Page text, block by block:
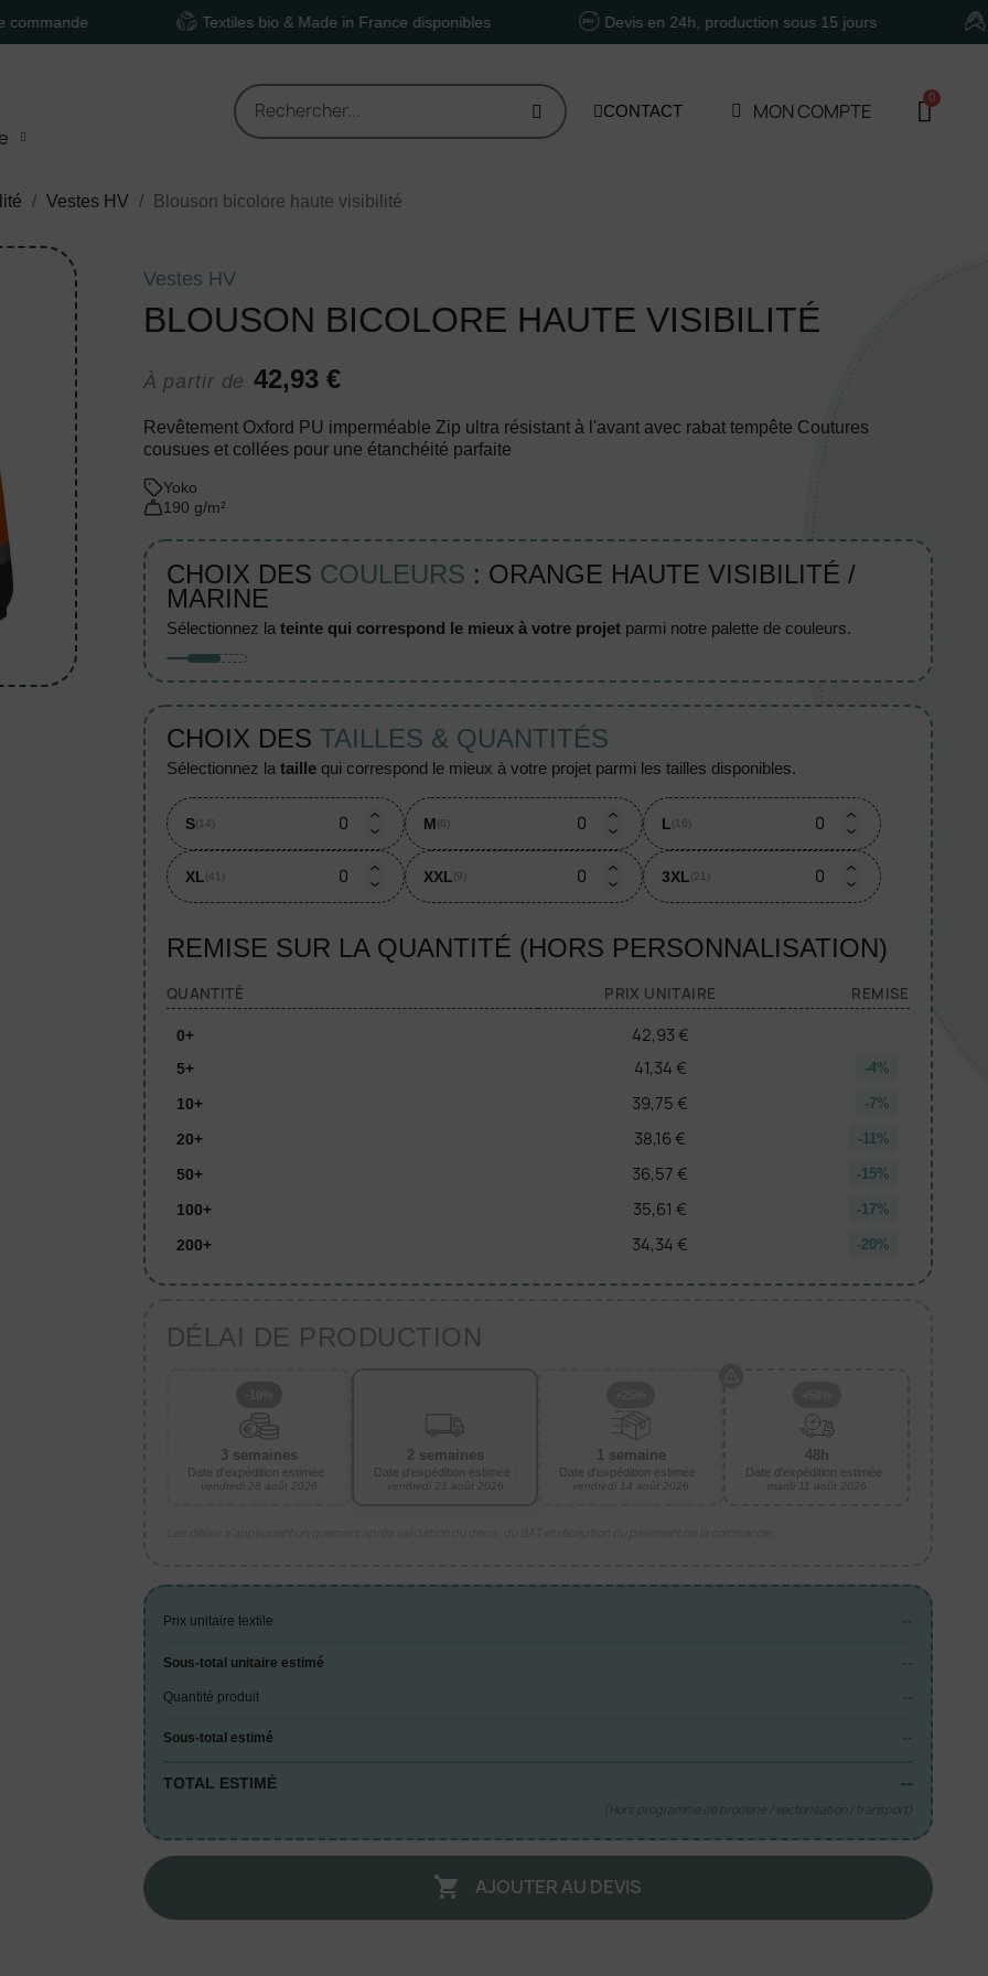
Textiles bio & Made in France disponibles Devis en 24h, production sous 15 jours Un
CONTACT MON COMPTE
Vestes HV Blouson bicolore haute visibilité
Vestes HV
BLOUSON BICOLORE HAUTE VISIBILITÉ
À partir de 42,93 €
Revêtement Oxford PU imperméable Zip ultra résistant à l'avant avec rabat tempête Coutures
cousues et collées pour une étanchéité parfaite
Yoko
190 g/m²
CHOIX DES COULEURS : ORANGE HAUTE VISIBILITÉ /
MARINE
sélectionnez la teinte qui correspond le mieux à votre projetparmi notre palette de couleurs.
CHOIX DES TAILLES & QUANTITÉS
sélectionnez la taillequi correspond le mieux à votre projet parmi les tailles disponibles.
S(14) M(6) L(16)
XL(41) XXL(9) 3XL(21)
REMISE SUR LA QUANTITÉ (HORS PERSONNALISATION)
QUANTITÉ PRIX UNITAIRE REMISE
0+ 42,93 €
5+ 41,34 € -4%
10+ 39,75 € -7%
20+ 38,16 € -11%
50+ 36,57 € -15%
100+ 35,61 € -17%
200+ 34,34 € -20%
DÉLAI DE PRODUCTION
3 semaines
Date d'expédition estimée :
vendredi 28 août 2026
2 semaines
Date d'expédition estimée :
vendredi 21 août 2026
1 semaine
Date d'expédition estimée :
vendredi 14 août 2026
48h
Date d'expédition estimée :
mardi 11 août 2026
Prix unitaire textile --
Sous-total unitaire estimé --
Quantité produit --
Sous-total estimé --
TOTAL ESTIMÉ --
(Hors programme de broderie / vectorisation / transport)
 AJOUTER AU DEVIS